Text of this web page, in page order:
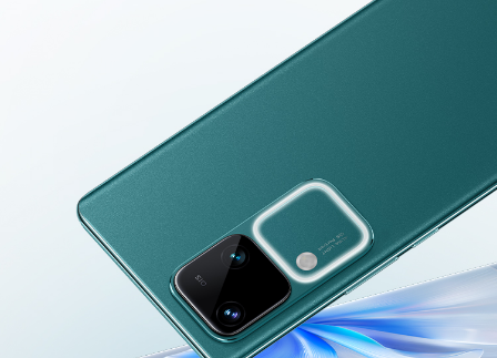
UAE(AR) | حدد البلد/المنطقة